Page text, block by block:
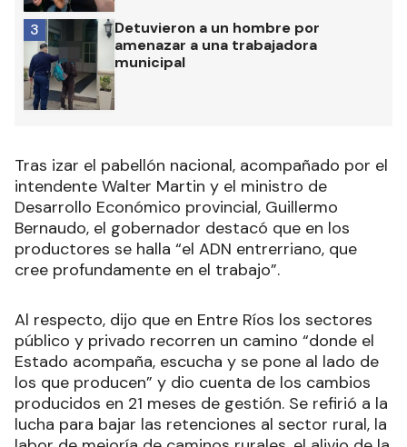
Detuvieron a un hombre por
amenazar a una trabajadora
municipal
3
Tras izar el pabellón nacional, acompañado por el
intendente Walter Martin y el ministro de
Desarrollo Económico provincial, Guillermo
Bernaudo, el gobernador destacó que en los
productores se halla “el ADN entrerriano, que
cree profundamente en el trabajo”.
Al respecto, dijo que en Entre Ríos los sectores
público y privado recorren un camino “donde el
Estado acompaña, escucha y se pone al lado de
los que producen” y dio cuenta de los cambios
producidos en 21 meses de gestión. Se refirió a la
lucha para bajar las retenciones al sector rural, la